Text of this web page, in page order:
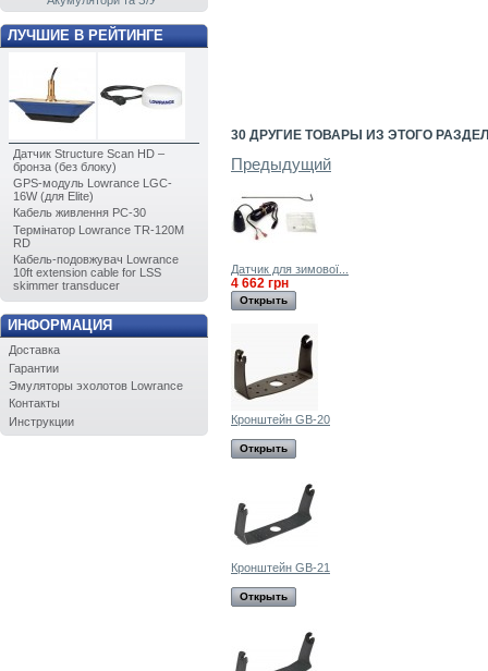
ЛУЧШИЕ В РЕЙТИНГЕ
Датчик Structure Scan HD –
бронза (без блоку)
GPS-модуль Lowrance LGC-
16W (для Elite)
Кабель живлення PC-30
Термінатор Lowrance TR-120M
RD
Кабель-подовжувач Lowrance
10ft extension cable for LSS
skimmer transducer
ИНФОРМАЦИЯ
Доставка
Гарантии
Эмуляторы эхолотов Lowrance
Контакты
Инструкции
30 ДРУГИЕ ТОВАРЫ ИЗ ЭТОГО
Предыдущий
Датчик для зимової...
4 662 грн
Открыть
Кронштейн GB-20
Открыть
Кронштейн GB-21
Открыть